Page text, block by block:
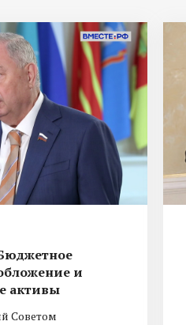
и
активы
Советом